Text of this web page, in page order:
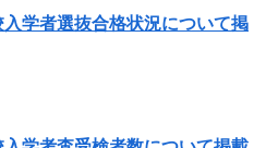
学者選抜合格状況について掲